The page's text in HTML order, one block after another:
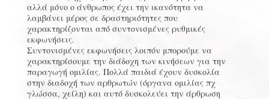
αλλά μόνο ο άνθρωπος έχει την ικανότητα να
λαμβάνει μέρος σε δραστηριότητες που
χαρακτηρίζονται από συντονισμένες ρυθμικές
εκφωνήσεις.
Συντονισμένες εκφωνήσεις λοιπόν μπορούμε να
χαρακτηρίσουμε την διάδοχη των κινήσεων για την
παραγωγή ομιλίας. Πολλά παιδιά έχουν δυσκολία
στην διαδοχή των αρθρωτών (όργανα ομιλίας πχ
γλώσσα, χείλη) και αυτό δυσκολεύει την άρθρωση